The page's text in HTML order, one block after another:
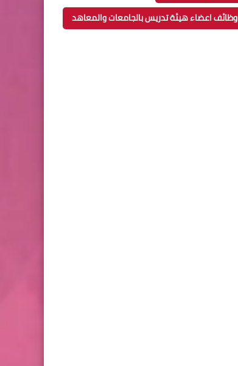
وظائف اعضاء هيئة تدريس بالجامعات والمعاهد